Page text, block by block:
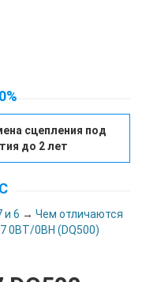
сцепления под
до 2 лет
и 6 → Чем отличаются
0BT/0BH (DQ500)